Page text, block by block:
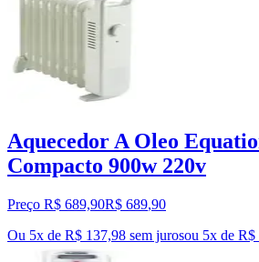
Aquecedor A Oleo
Compacto 900w 220v
Preço R$ 689,90R$ 689,90
Ou 5x de R$ 137,98 sem jurosou 5x de R$